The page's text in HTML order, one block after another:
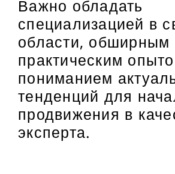
Важно обладать
специализацией в
области, обширным
практическим
пониманием
тенденций для
продвижения в
эксперта.